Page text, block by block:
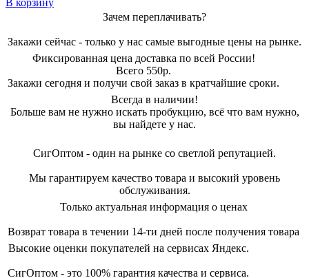
В корзину
Зачем переплачивать?
Закажи сейчас - только у нас самые выгодные цены на рынке.
Фиксированная цена доставка по всей России!
Всего 550р.
Закажи сегодня и получи свой заказ в кратчайшие сроки.
Всегда в наличии!
Больше вам не нужно искать пробукцию, всё что вам нужно,
вы найдете у нас.
СигОптом - один на рынке со светлой репутацией.
Мы гарантируем качество товара и высокий уровень
обслуживания.
Только актуальная информация о ценах
Возврат товара в течении 14-ти дней после получения товара
Высокие оценки покупателей на сервисах Яндекс.
СигОптом - это 100% гарантия качества и сервиса.